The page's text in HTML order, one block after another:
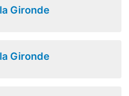
Gironde
Gironde